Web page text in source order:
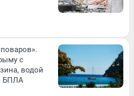
с
водой
БПЛА